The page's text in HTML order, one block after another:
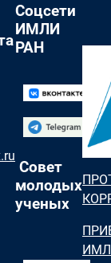
Соцсети
ИМЛИ
РАН
Совет
молодых
ученых